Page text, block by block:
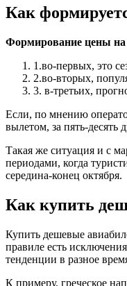
Как
Формирование цены на
1.во-первых, это
2.во-вторых,
3. в-третьих,
Если, по мнению
вылетом, за пять-десять
Такая же ситуация и с
периодами, когда
середина-конец октября.
Как купить
Купить дешевые
правиле есть
тенденции в разное
К примеру, греческое